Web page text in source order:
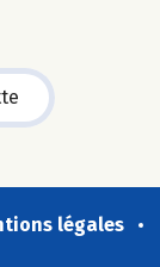
légales